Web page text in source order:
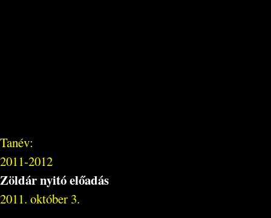
Tanév:
2011-2012
Zöldár nyitó előadás
2011. október 3.